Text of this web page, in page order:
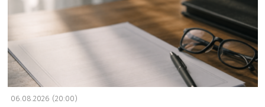
06.08.2026 (20:00)